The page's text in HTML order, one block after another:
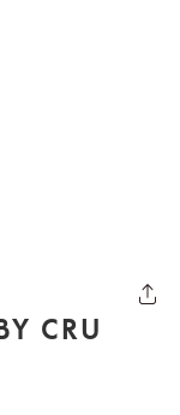
CRU